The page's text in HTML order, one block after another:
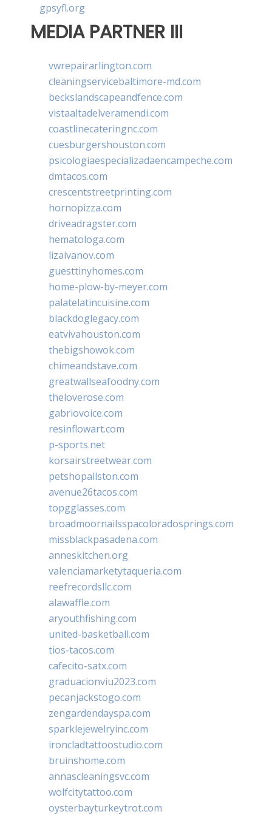
gpsyfl.org
MEDIA PARTNER III
vwrepairarlington.com
cleaningservicebaltimore-md.com
beckslandscapeandfence.com
vistaaltadelveramendi.com
coastlinecateringnc.com
cuesburgershouston.com
psicologiaespecializadaencampeche.com
dmtacos.com
crescentstreetprinting.com
hornopizza.com
driveadragster.com
hematologa.com
lizaivanov.com
guesttinyhomes.com
home-plow-by-meyer.com
palatelatincuisine.com
blackdoglegacy.com
eatvivahouston.com
thebigshowok.com
chimeandstave.com
greatwallseafoodny.com
theloverose.com
gabriovoice.com
resinflowart.com
p-sports.net
korsairstreetwear.com
petshopallston.com
avenue26tacos.com
topgglasses.com
broadmoornailsspacoloradosprings.com
missblackpasadena.com
anneskitchen.org
valenciamarketytaqueria.com
reefrecordsllc.com
alawaffle.com
aryouthfishing.com
united-basketball.com
tios-tacos.com
cafecito-satx.com
graduacionviu2023.com
pecanjackstogo.com
zengardendayspa.com
sparklejewelryinc.com
ironcladtattoostudio.com
bruinshome.com
annascleaningsvc.com
wolfcitytattoo.com
oysterbayturkeytrot.com